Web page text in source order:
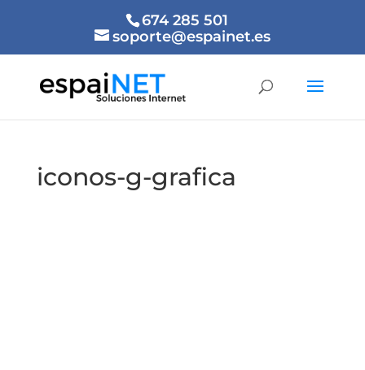
674 285 501
soporte@espainet.es
iconos-g-grafica